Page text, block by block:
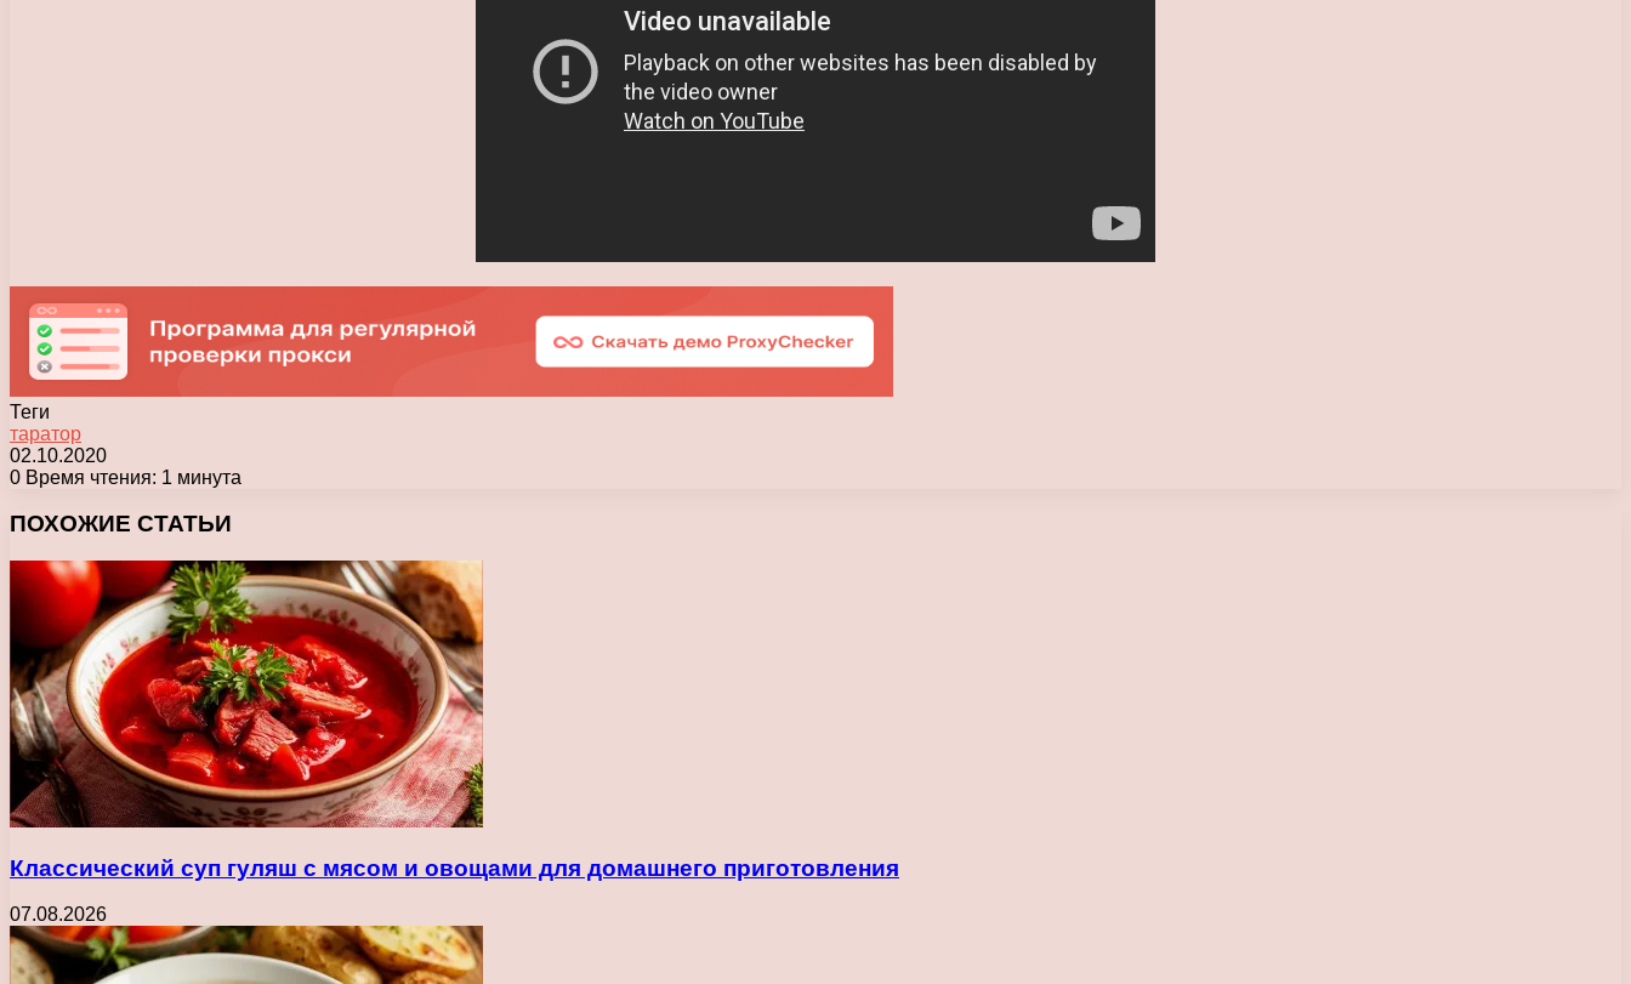
Теги
таратор
02.10.2020
0 Время чтения: 1 минута
ПОХОЖИЕ СТАТЬИ
Классический суп гуляш с мясом и овощами для домашнего приготовления
07.08.2026